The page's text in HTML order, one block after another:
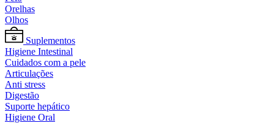
Orelhas
Olhos
Suplementos
Higiene Intestinal
Cuidados com a pele
Articulações
Anti stress
Digestão
Suporte hepático
Higiene Oral